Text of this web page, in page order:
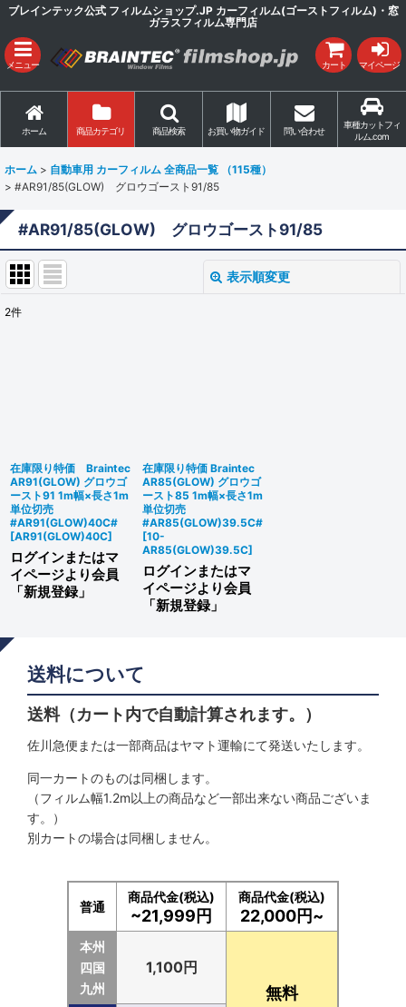
ブレインテック公式 フィルムショップ.JP カーフィルム(ゴーストフィルム)・窓
ガラスフィルム専門店
メニュー カート マイページ
ホーム 商品カテゴリ 商品検索 お買い物ガイド 問い合わせ
車種カットフィ
ルム.com
ホーム > 自動車用 カーフィルム 全商品一覧 （115種）
> #AR91/85(GLOW) グロウゴースト91/85
#AR91/85(GLOW) グロウゴースト91/85
表示順変更
2件
在庫限り特価 Braintec
AR91(GLOW) グロウゴ
ースト91 1m幅×長さ1m
単位切売
#AR91(GLOW)40C#
[AR91(GLOW)40C]
ログインまたはマ
イページより会員
「新規登録」
在庫限り特価 Braintec
AR85(GLOW) グロウゴ
ースト85 1m幅×長さ1m
単位切売
#AR85(GLOW)39.5C#
[10-
AR85(GLOW)39.5C]
ログインまたはマ
イページより会員
「新規登録」
送料について
送料（カート内で自動計算されます。）
佐川急便または一部商品はヤマト運輸にて発送いたします。
同一カートのものは同梱します。
（フィルム幅1.2m以上の商品など一部出来ない商品ございま
す。）
別カートの場合は同梱しません。
普通
商品代金(税込)
~21,999円
商品代金(税込)
22,000円~
本州
四国
九州
1,100円
無料